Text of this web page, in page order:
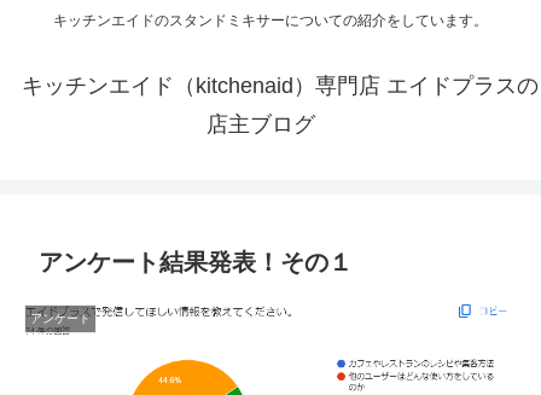
キッチンエイドのスタンドミキサーについての紹介をしています。
キッチンエイド（kitchenaid）専門店 エイドプラスの
店主ブログ
アンケート結果発表！その１
アンケート